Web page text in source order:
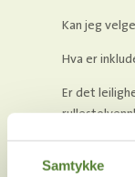
Samtykke
Kan jeg
Hva er
Er det
Dyreparken?